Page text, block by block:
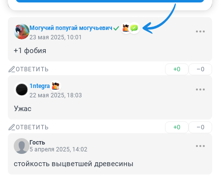
Могучий попугай могучьевич
23 мая 2025, 10:01
+1 фобия
ОТВЕТИТЬ +0 –0
1ntegra
22 мая 2025, 18:03
Ужас
ОТВЕТИТЬ +0 –0
Гость
5 апреля 2025, 14:02
стойкость выцветшей древесины